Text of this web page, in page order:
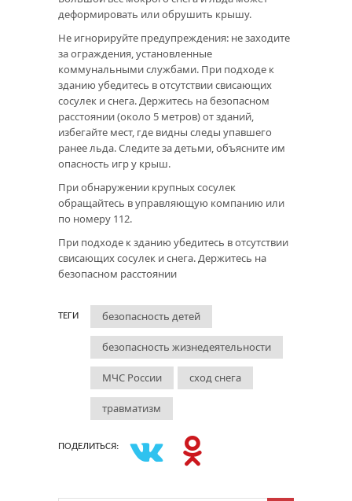
деформировать или обрушить крышу.
Не игнорируйте предупреждения: не заходите
за ограждения, установленные
коммунальными службами. При подходе к
зданию убедитесь в отсутствии свисающих
сосулек и снега. Держитесь на безопасном
расстоянии (около 5 метров) от зданий,
избегайте мест, где видны следы упавшего
ранее льда. Следите за детьми, объясните им
опасность игр у крыш.
При обнаружении крупных сосулек
обращайтесь в управляющую компанию или
по номеру 112.
При подходе к зданию убедитесь в отсутствии
свисающих сосулек и снега. Держитесь на
безопасном расстоянии
ТЕГИ безопасность детей
безопасность жизнедеятельности
МЧС России сход снега
травматизм
ПОДЕЛИТЬСЯ: